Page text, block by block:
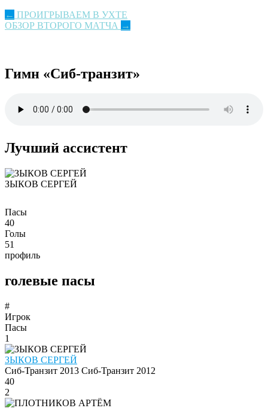
Post
navigation
← ПРОИГРЫВАЕМ В УХТЕ
ОБЗОР ВТОРОГО МАТЧА →
Гимн «Сиб-транзит»
Лучший ассистент
ЗЫКОВ СЕРГЕЙ
Пасы
40
Голы
51
профиль
голевые пасы
#
Игрок
Пасы
1
ЗЫКОВ СЕРГЕЙ
Сиб-Транзит 2013 Сиб-Транзит 2012
40
2